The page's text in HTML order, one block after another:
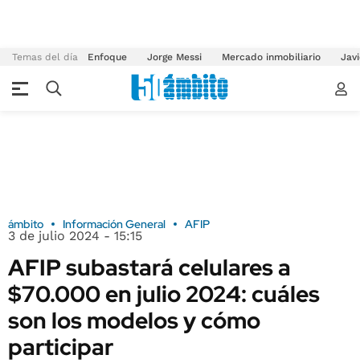
Temas del día Enfoque Jorge Messi Mercado inmobiliario
ámbito Información General AFIP
3 de julio 2024 - 15:15
AFIP subastará celulares a
$70.000 en julio 2024: cuáles
son los modelos y cómo
participar